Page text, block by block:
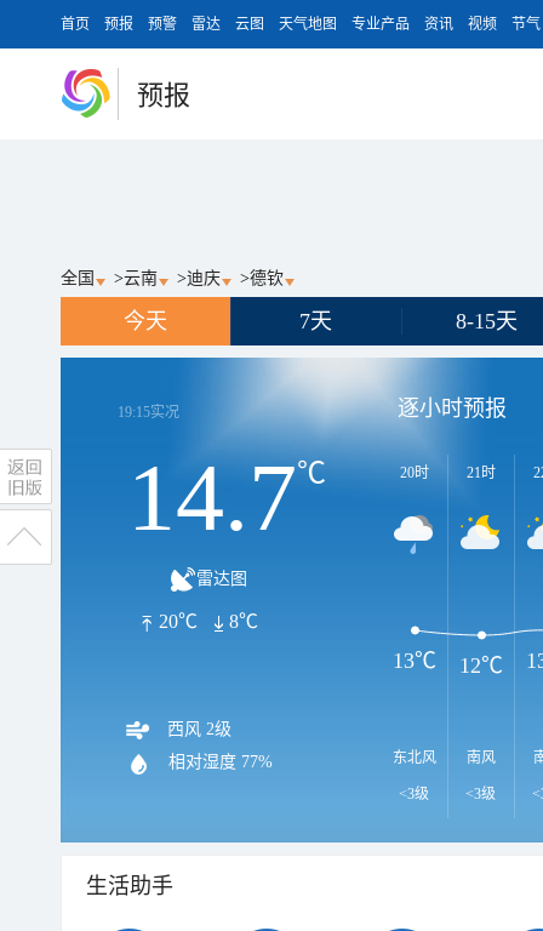
首页 预报 预警 雷达 云图 天气地图 专业产品 资讯 视频 节气
预报
全国 >云南 >迪庆 >德钦
今天 7天 8-15天
19:15实况
14.7℃
雷达图
20℃ 8℃
西风 2级
相对湿度 77%
逐小时预报
20时
东北风
<3级
21时
南风
<3级
13℃ 12℃
生活助手